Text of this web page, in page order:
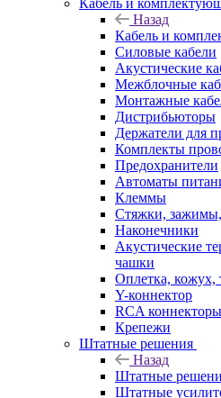
Кабель и
Назад
Кабель и
Силовые кабели
Акустические
Межблочные
Монтажные
Дистрибьюторы
Держатели для
Комплекты
Предохранители
Автоматы
Клеммы
Стяжки,
Наконечники
Акустические
чашки
Оплетка, кожух,
Y-коннектор
RCA коннекторы
Крепежи
Штатные решения
Назад
Штатные
Штатные